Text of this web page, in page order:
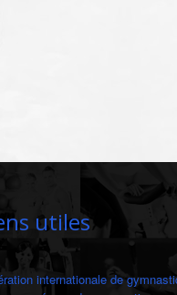
utiles
internationale de